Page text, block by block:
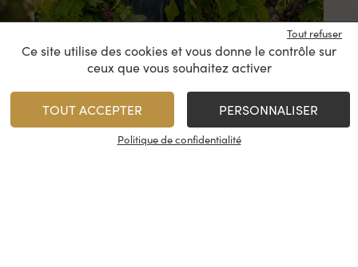
VENTE PRIVÉE
Ce site utilise des cookies et vous donne le contrôle sur
ceux que vous souhaitez activer
TOUT ACCEPTER
Tout refuser
PERSONNALISER
Politique de confidentialité